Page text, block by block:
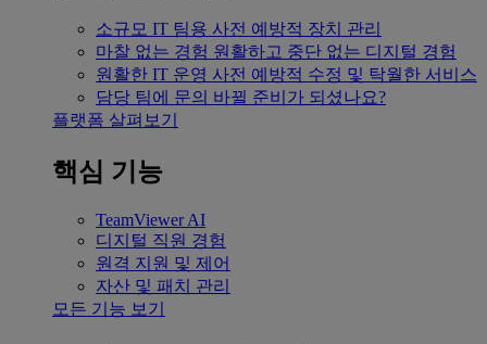
소규모 IT 팀용 사전 예방적 장치 관리
마찰 없는 경험 원활하고 중단 없는 디지털 경험
원활한 IT 운영 사전 예방적 수정 및 탁월한 서비스
담당 팀에 문의 바뀔 준비가 되셨나요?
플랫폼 살펴보기
핵심 기능
TeamViewer AI
디지털 직원 경험
원격 지원 및 제어
자산 및 패치 관리
모든 기능 보기